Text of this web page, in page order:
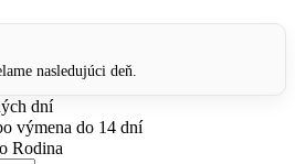
nasledujúci deň.
dní
výmena do 14 dní
Rodina